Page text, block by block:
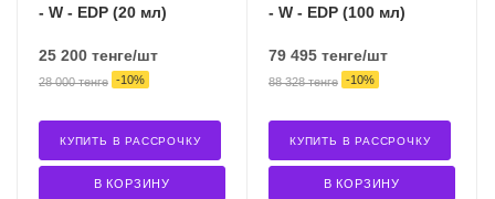
- W - EDP (20 мл)
25 200 тенге/шт
28 000тенге -10%
В КОРЗИНУ
КУПИТЬ В РАССРОЧКУ
- W - EDP (100 мл)
79 495 тенге/шт
88 328тенге -10%
В КОРЗИНУ
КУПИТЬ В РАССРОЧКУ